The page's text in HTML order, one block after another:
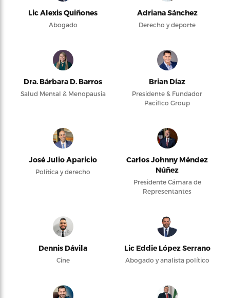
Lic Alexis Quiñones
Abogado
Adriana Sánchez
Derecho y deporte
Dra. Bárbara D. Barros
Salud Mental & Menopausia
Brian Díaz
Presidente & Fundador
Pacifico Group
José Julio Aparicio
Política y derecho
Carlos Johnny Méndez
Núñez
Presidente Cámara de
Representantes
Dennis Dávila
Cine
Lic Eddie López Serrano
Abogado y analista político